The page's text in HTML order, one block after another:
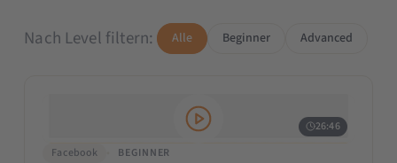
Nach Level filtern: Alle Beginner Advanced
26:46
Facebook
BEGINNER